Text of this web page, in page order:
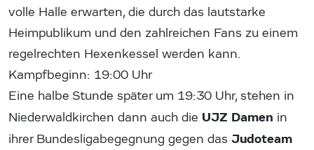
volle Halle erwarten, die durch das lautstarke
Heimpublikum und den zahlreichen Fans zu einem
regelrechten Hexenkessel werden kann.
Kampfbeginn: 19:00 Uhr
Eine halbe Stunde später um 19:30 Uhr, stehen in
Niederwaldkirchen dann auch die UJZ Damen in
ihrer Bundesligabegegnung gegen das Judoteam